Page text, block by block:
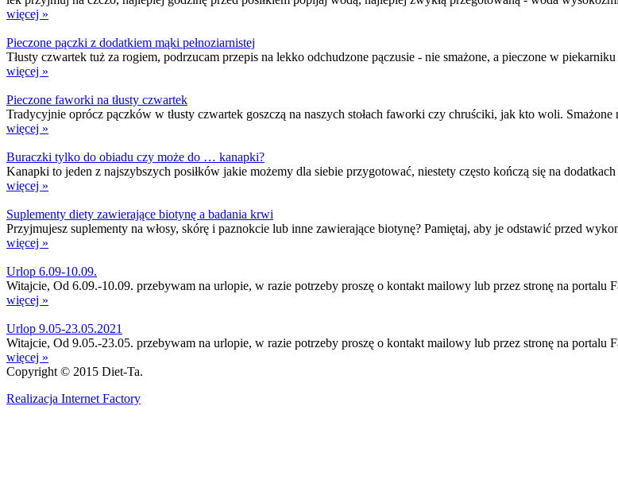
więcej »
Pieczone pączki z dodatkiem mąki pełnoziarnistej
Tłusty czwartek tuż za rogiem, podrzucam przepis na lekko odchudzone pączusie - nie smażone, a pieczone w
więcej »
Pieczone faworki na tłusty czwartek
Tradycyjnie oprócz pączków w tłusty czwartek goszczą na naszych stołach faworki czy chruściki, jak kto woli.
więcej »
Buraczki tylko do obiadu czy może do … kanapki?
Kanapki to jeden z najszybszych posiłków jakie możemy dla siebie przygotować, niestety często kończą się na
więcej »
Suplementy diety zawierające biotynę a badania krwi
Przyjmujesz suplementy na włosy, skórę i paznokcie lub inne zawierające biotynę? Pamiętaj, aby je odstawić przed
więcej »
Urlop 6.09-10.09.
Witajcie, Od 6.09.-10.09. przebywam na urlopie, w razie potrzeby proszę o kontakt mailowy lub przez stronę na
więcej »
Urlop 9.05-23.05.2021
Witajcie, Od 9.05.-23.05. przebywam na urlopie, w razie potrzeby proszę o kontakt mailowy lub przez stronę na
więcej »
Copyright © 2015 Diet-Ta.
Realizacja Internet Factory